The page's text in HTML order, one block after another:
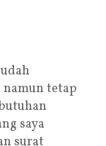
namun tetap
saya
surat